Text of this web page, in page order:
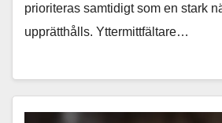
prioriteras samtidigt som en stark
upprätthålls. Yttermittfältare…